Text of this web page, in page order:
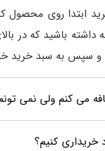
ابتدا روی
داشته باشید که
و سپس به سبد خرید
می کنم ولی نمی